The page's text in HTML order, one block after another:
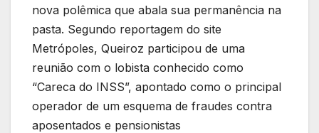
nova polêmica que abala sua permanência na
pasta. Segundo reportagem do site
Metrópoles, Queiroz participou de uma
reunião com o lobista conhecido como
“Careca do INSS”, apontado como o principal
operador de um esquema de fraudes contra
aposentados e pensionistas